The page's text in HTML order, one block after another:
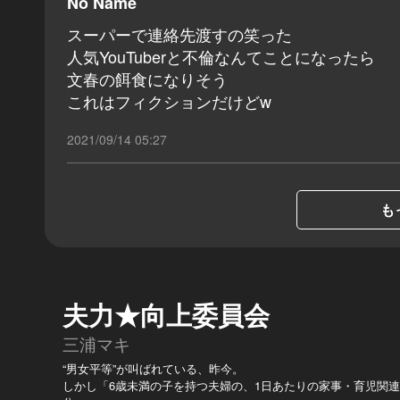
スーパーで連絡先渡すの笑った
人気YouTuberと不倫なんてことになったら
文春の餌食になりそう
これはフィクションだけどw
2021/09/14 05:27
夫力★向上委員会
三浦マキ
“男女平等”が叫ばれている、昨今。
しかし「6歳未満の子を持つ夫婦の、1日あたりの家事・育児関